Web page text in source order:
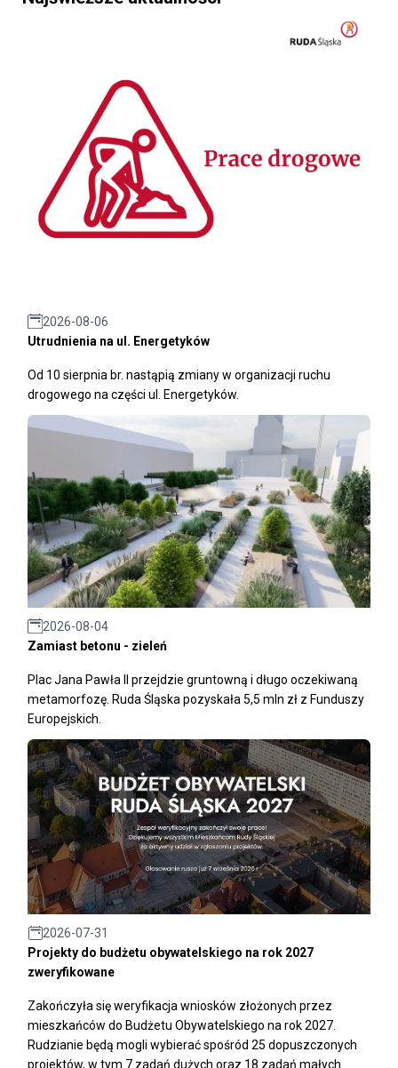
2026-08-06
Utrudnienia na ul. Energetyków
Od 10 sierpnia br. nastąpią zmiany w organizacji ruchu
drogowego na części ul. Energetyków.
2026-08-04
Zamiast betonu - zieleń
Plac Jana Pawła II przejdzie gruntowną i długo oczekiwaną
metamorfozę. Ruda Śląska pozyskała 5,5 mln zł z Funduszy
Europejskich.
2026-07-31
Projekty do budżetu obywatelskiego na rok 2027
zweryfikowane
Zakończyła się weryfikacja wniosków złożonych przez
mieszkańców do Budżetu Obywatelskiego na rok 2027.
Rudzianie będą mogli wybierać spośród 25 dopuszczonych
projektów, w tym 7 zadań dużych oraz 18 zadań małych.